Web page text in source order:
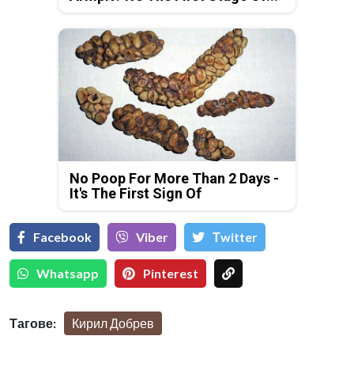
No Poop For More Than 2 Days -
It's The First Sign Of
Facebook Viber Тwitter
Whatsapp Pinterest
Тагове: Кирил Добрев